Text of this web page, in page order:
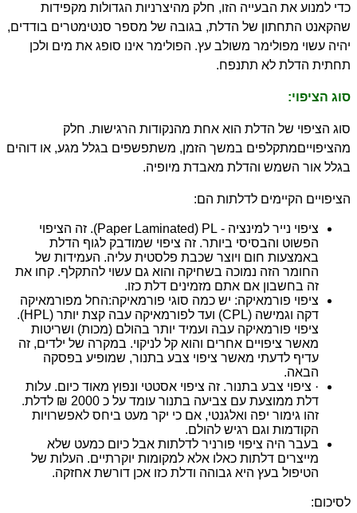
כדי למנוע את הבעייה הזו, חלק מהיצרניות הגדולות מקפידות
שהקאנט התחתון של הדלת, בגובה של מספר סנטימטרים בודדים,
יהיה עשוי מפולימר משולב עץ. הפולימר אינו סופג את מים ולכן
תחתית הדלת לא תתנפח.
סוג הציפוי:
סוג הציפוי של הדלת הוא אחת מהנקודות הרגישות. חלק
מהציפוייםמתקלפים במשך הזמן, משתפשפים בגלל מגע, או דוהים
בגלל אור השמש והדלת מאבדת מיופיה.
הציפויים הקיימים לדלתות הם:
ציפוי נייר למינציה - PL
(
Paper Laminated). זה הציפוי
הפשוט והבסיסי ביותר. זה ציפוי שמודבק לגוף הדלת
באמצעות חום ויוצר שכבת פלסטית עליה. העמידות של
החומר הזה נמוכה בשחיקה והוא גם עשוי להתקלף. קחו את
זה בחשבון אם אתם מזמינים דלת כזו.
ציפוי פורמאיקה: יש כמה סוגי פורמאיקה:החל מפורמאיקה
דקה וגמישה (CPL) ועד לפורמאיקה עבה קצת יותר (HPL
).
ציפוי פורמאיקה עבה ועמיד יותר בהולם (מכות) ושריטות
מאשר ציפויים אחרים והוא קל לניקוי. במקרה של ילדים, זה
עדיף לדעתי מאשר ציפוי צבע בתנור, שמופיע בפסקה
הבאה.
· ציפוי צבע בתנור. זה ציפוי אסטטי ונפוץ מאוד כיום. עלות
דלת ממוצעת עם צביעה בתנור עומד על כ 2000 ₪ לדלת.
זהו גימור יפה ואלגנטי, אם כי יקר מעט ביחס לאפשרויות
הקודמות וגם רגיש להולם.
בעבר היה ציפוי פורניר לדלתות אבל כיום כמעט שלא
מייצרים דלתות כאלו אלא למקומות יוקרתיים. העלות של
הטיפול בעץ היא גבוהה ודלת כזו אכן דורשת אחזקה.
לסיכום: